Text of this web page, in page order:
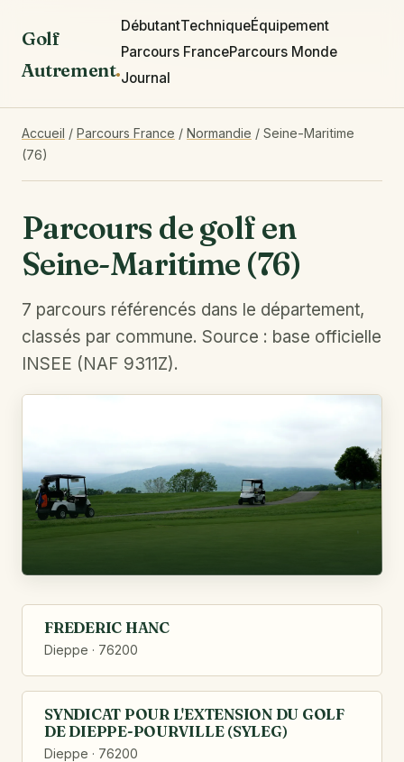
Golf
Autrement.
DébutantTechniqueÉquipement
Parcours FranceParcours Monde
Journal
Accueil / Parcours France / Normandie / Seine-Maritime
(76)
Parcours de golf en
Seine-Maritime (76)
7 parcours référencés dans le département,
classés par commune. Source : base officielle
INSEE (NAF 9311Z).
FREDERIC HANC
Dieppe · 76200
SYNDICAT POUR L'EXTENSION DU GOLF
DE DIEPPE-POURVILLE (SYLEG)
Dieppe · 76200